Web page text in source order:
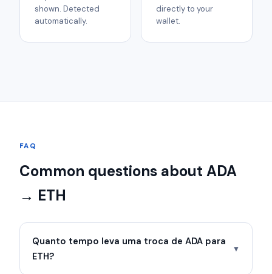
shown. Detected
automatically.
directly to your
wallet.
FAQ
Common questions about ADA
→ ETH
Quanto tempo leva uma troca de ADA para
ETH?
▼